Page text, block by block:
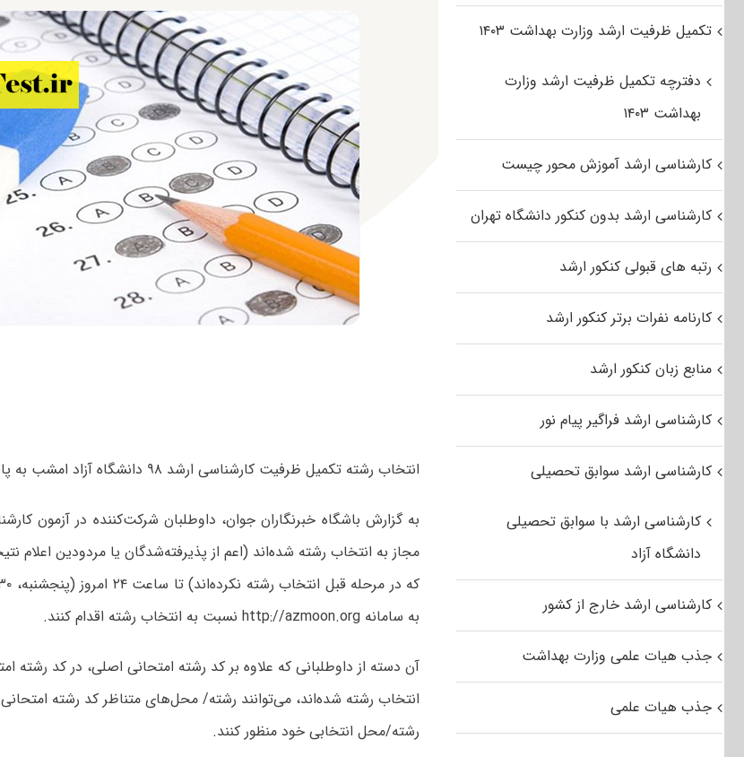
انتخاب رشته تکمیل ظرفیت کارشناسی ارشد ۹۸ دانشگاه آزاد امشب به پایان می‌رسد.
به گزارش باشگاه خبرنگاران جوان، داوطلبان شرکت‌کننده در آزمون
مجاز به انتخاب رشته شده‌اند (اعم از پذیرفته‌شدگان یا مردودین اعلام
به سامانه http://azmoon.org نسبت به انتخاب رشته اقدام کنند.
آن دسته از داوطلبانی که علاوه بر کد رشته امتحانی اصلی، در کد رشته
انتخاب رشته شده‌اند، می‌توانند رشته/ محل‌های متناظر کد رشته
رشته/محل انتخابی خود منظور کنند.
تکمیل ظرفیت ارشد وزارت بهداشت ۱۴۰۳
دفترچه تکمیل ظرفیت ارشد وزارت
بهداشت ۱۴۰۳
کارشناسی ارشد آموزش محور چیست
کارشناسی ارشد بدون کنکور دانشگاه تهران
رتبه های قبولی کنکور ارشد
کارنامه نفرات برتر کنکور ارشد
منابع زبان کنکور ارشد
کارشناسی ارشد فراگیر پیام نور
کارشناسی ارشد سوابق تحصیلی
کارشناسی ارشد با سوابق تحصیلی
دانشگاه آزاد
کارشناسی ارشد خارج از کشور
جذب هیات علمی وزارت بهداشت
جذب هیات علمی